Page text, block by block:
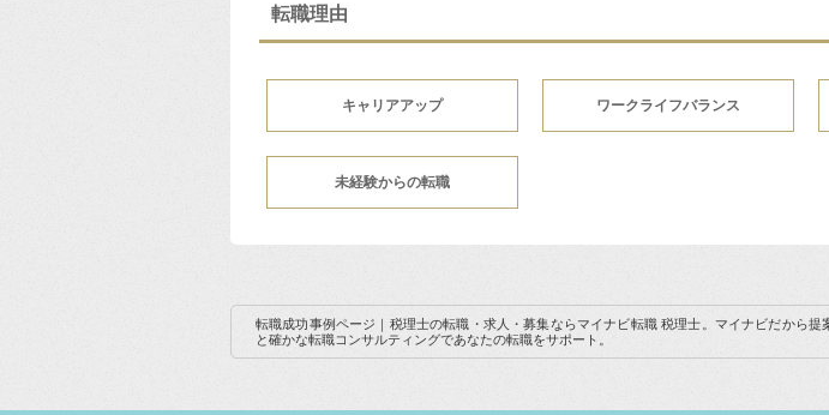
転職理由
キャリアアップ ワークライフバランス
未経験からの転職
転職成功事例ページ｜税理士の転職・求人・募集ならマイナビ転職 税理士。マイナビだから提
と確かな転職コンサルティングであなたの転職をサポート。